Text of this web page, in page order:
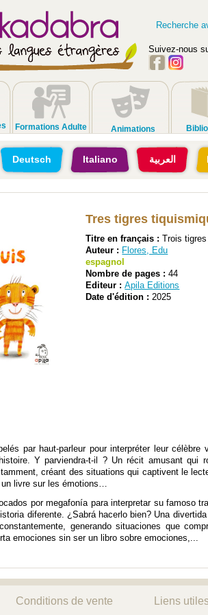
Recherche
Suivez-nous
Formations Adulte Animations
Deutsch Italiano العربية
Tres tigres
Titre en français : Trois
Auteur : Flores, Edu
espagnol
Nombre de pages : 44
Editeur :Apila Editions
Date d'édition : 2025
par haut-parleur pour interpréter leur
Y parviendra-t-il ? Un récit amusant
créant des situations qui captivent le
livre sur les émotions…
por megafonía para interpretar su famoso
diferente. ¿Sabrá hacerlo bien? Una
generando situaciones que
emociones sin ser un libro sobre emociones,...
Conditions de vente Liens